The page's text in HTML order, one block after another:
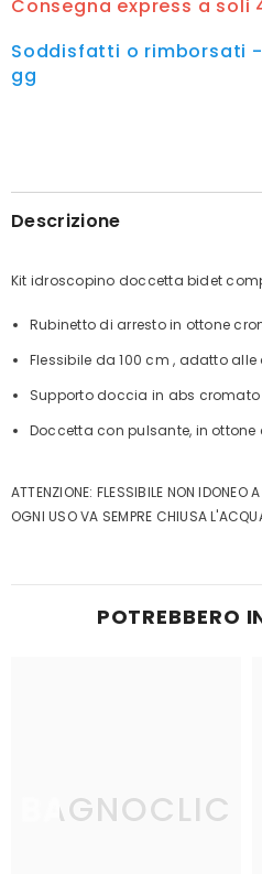
Consegna express a soli
Soddisfatti o rimborsati -
gg
Descrizione
Kit idroscopino doccetta bidet
Rubinetto di arresto in ottone
Flessibile da 100 cm , adatto alle
Supporto doccia in abs cromato
Doccetta con pulsante, in
ATTENZIONE: FLESSIBILE NON IDONEO
OGNI USO VA SEMPRE CHIUSA
POTREBBERO
BAGNOCLIC